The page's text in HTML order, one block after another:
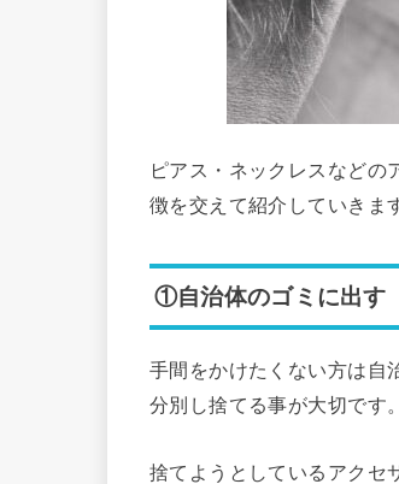
ピアス・ネックレスなどの
徴を交えて紹介していきま
①自治体のゴミに出す
手間をかけたくない方は自
分別し捨てる事が大切です。
捨てようとしているアクセ